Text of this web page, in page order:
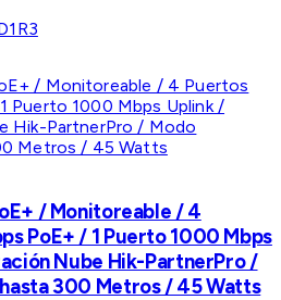
/ Monitoreable / 4
PoE+ / 1 Puerto 1000 Mbps
Nube Hik-PartnerPro /
300 Metros / 45 Watts